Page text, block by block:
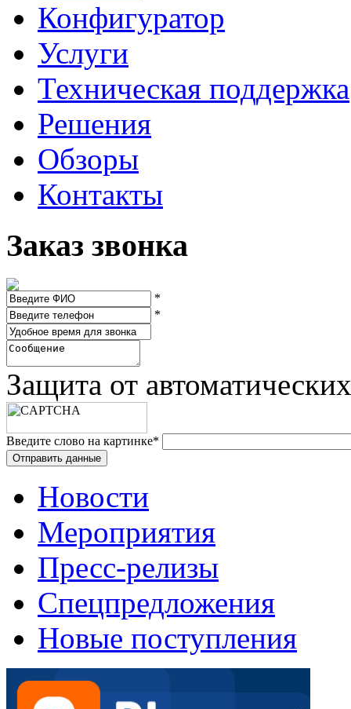
Конфигуратор
Услуги
Техническая поддержка
Решения
Обзоры
Контакты
Заказ звонка
*
*
Защита от
Введите слово на картинке*
Новости
Мероприятия
Пресс-релизы
Спецпредложения
Новые поступления